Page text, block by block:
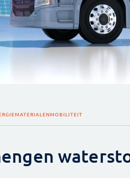
MATERIALENMOBILITEIT